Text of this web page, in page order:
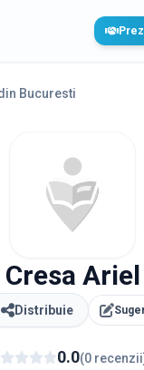
Bucuresti
Cresa Ariel
Distribuie
0.0(0 recenzii